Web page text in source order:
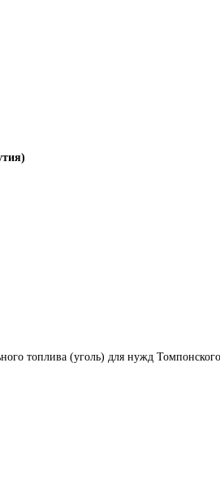
топлива (уголь) для нужд